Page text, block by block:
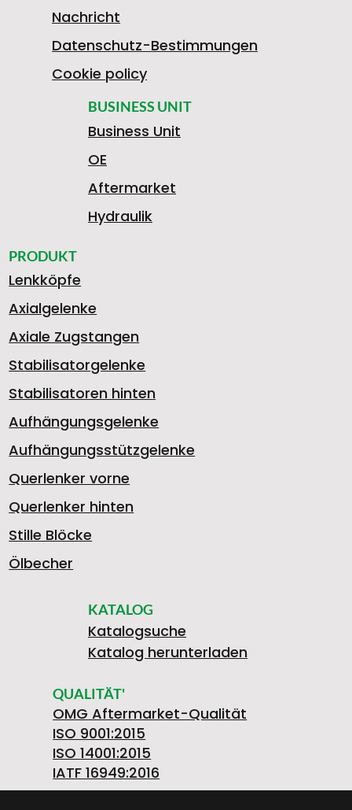
BUSINESS UNIT
Business Unit
OE
Aftermarket
Hydraulik
PRODUKT
Lenkköpfe
Axialgelenke
Axiale Zugstangen
Stabilisatorgelenke
Stabilisatoren hinten
Aufhängungsgelenke
Aufhängungsstützgelenke
Querlenker vorne
Querlenker hinten
Stille Blöcke
Ölbecher
KATALOG
Katalogsuche
Katalog herunterladen
QUALITÄT'
OMG Aftermarket-Qualität
ISO 9001:2015
ISO 14001:2015
IATF 16949:2016
Nachricht
Datenschutz-Bestimmungen
Cookie policy